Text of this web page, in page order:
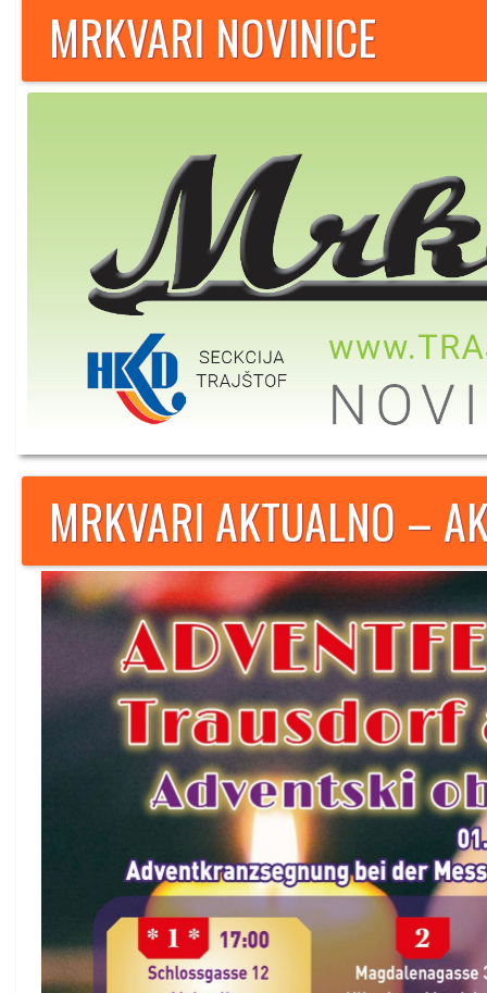
MRKVARI NOVINICE
MRKVARI AKTUALNO –